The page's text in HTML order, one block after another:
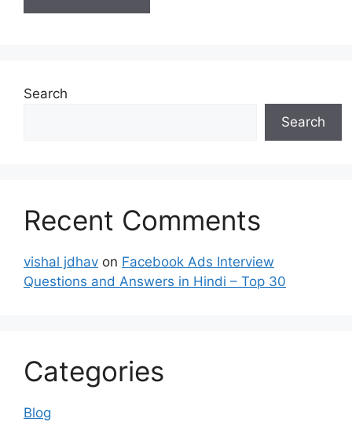
Search
Search
Recent Comments
vishal jdhav on Facebook Ads Interview
Questions and Answers in Hindi – Top 30
Categories
Blog